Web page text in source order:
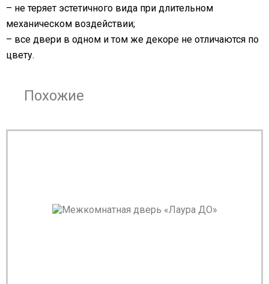
– не теряет эстетичного вида при длительном
механическом воздействии;
– все двери в одном и том же декоре не отличаются по
цвету.
Похожие